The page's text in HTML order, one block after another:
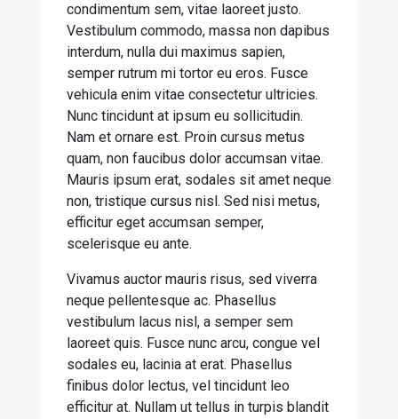
condimentum sem, vitae laoreet justo.
Vestibulum commodo, massa non dapibus
interdum, nulla dui maximus sapien,
semper rutrum mi tortor eu eros. Fusce
vehicula enim vitae consectetur ultricies.
Nunc tincidunt at ipsum eu sollicitudin.
Nam et ornare est. Proin cursus metus
quam, non faucibus dolor accumsan vitae.
Mauris ipsum erat, sodales sit amet neque
non, tristique cursus nisl. Sed nisi metus,
efficitur eget accumsan semper,
scelerisque eu ante.
Vivamus auctor mauris risus, sed viverra
neque pellentesque ac. Phasellus
vestibulum lacus nisl, a semper sem
laoreet quis. Fusce nunc arcu, congue vel
sodales eu, lacinia at erat. Phasellus
finibus dolor lectus, vel tincidunt leo
efficitur at. Nullam ut tellus in turpis blandit